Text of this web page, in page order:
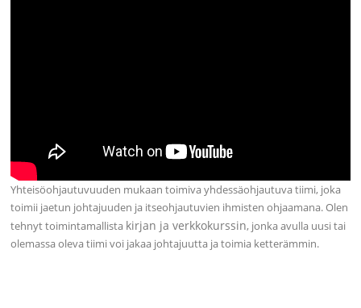
Yhteisöohjautuvuuden mukaan toimiva yhdessäohjautuva tiimi, joka
toimii jaetun johtajuuden ja itseohjautuvien ihmisten ohjaamana. Olen
tehnyt toimintamallista kirjan ja verkkokurssin, jonka avulla uusi tai
olemassa oleva tiimi voi jakaa johtajuutta ja toimia ketterämmin.